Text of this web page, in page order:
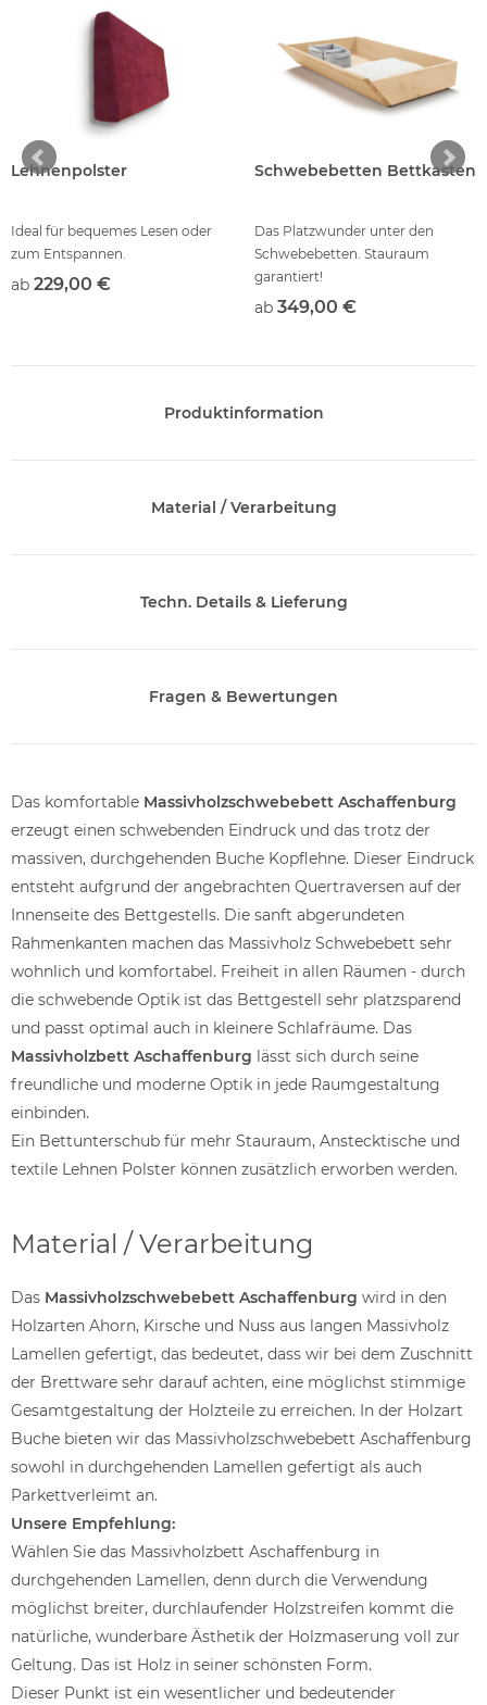
Lehnenpolster
Ideal für bequemes Lesen oder
zum Entspannen.
ab 229,00 €
Schwebebetten Bettkasten
Das Platzwunder unter den
Schwebebetten. Stauraum
garantiert!
ab 349,00 €
Produktinformation
Material / Verarbeitung
Techn. Details & Lieferung
Fragen & Bewertungen
Das komfortable Massivholzschwebebett Aschaffenburg
erzeugt einen schwebenden Eindruck und das trotz der
massiven, durchgehenden Buche Kopflehne. Dieser Eindruck
entsteht aufgrund der angebrachten Quertraversen auf der
Innenseite des Bettgestells. Die sanft abgerundeten
Rahmenkanten machen das Massivholz Schwebebett sehr
wohnlich und komfortabel. Freiheit in allen Räumen - durch
die schwebende Optik ist das Bettgestell sehr platzsparend
und passt optimal auch in kleinere Schlafräume. Das
Massivholzbett Aschaffenburg lässt sich durch seine
freundliche und moderne Optik in jede Raumgestaltung
einbinden.
Ein Bettunterschub für mehr Stauraum, Anstecktische und
textile Lehnen Polster können zusätzlich erworben werden.
Material / Verarbeitung
Das Massivholzschwebebett Aschaffenburg wird in den
Holzarten Ahorn, Kirsche und Nuss aus langen Massivholz
Lamellen gefertigt, das bedeutet, dass wir bei dem Zuschnitt
der Brettware sehr darauf achten, eine möglichst stimmige
Gesamtgestaltung der Holzteile zu erreichen. In der Holzart
Buche bieten wir das Massivholzschwebebett Aschaffenburg
sowohl in durchgehenden Lamellen gefertigt als auch
Parkettverleimt an.
Unsere Empfehlung:
Wählen Sie das Massivholzbett Aschaffenburg in
durchgehenden Lamellen, denn durch die Verwendung
möglichst breiter, durchlaufender Holzstreifen kommt die
natürliche, wunderbare Ästhetik der Holzmaserung voll zur
Geltung. Das ist Holz in seiner schönsten Form.
Dieser Punkt ist ein wesentlicher und bedeutender